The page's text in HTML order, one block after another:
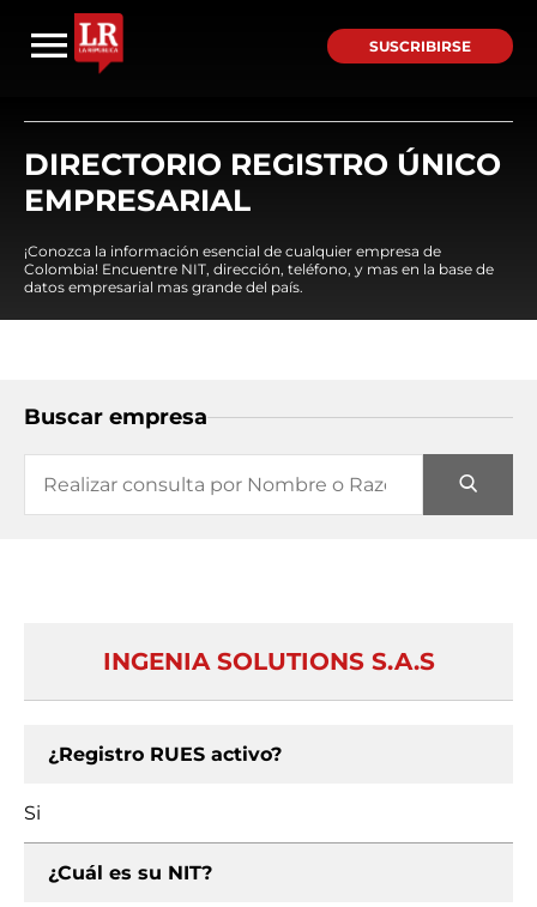
SUSCRIBIRSE
DIRECTORIO REGISTRO ÚNICO
EMPRESARIAL
¡Conozca la información esencial de cualquier empresa de
Colombia! Encuentre NIT, dirección, teléfono, y mas en la base de
datos empresarial mas grande del país.
Buscar empresa
INGENIA SOLUTIONS S.A.S
¿Registro RUES activo?
Si
¿Cuál es su NIT?